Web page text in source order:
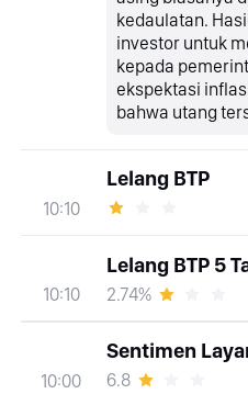
kedaulatan.
investor untuk
kepada
ekspektasi
bahwa utang
10:10
Lelang BTP
10:10
Lelang BTP 5
2.74%
10:00
Sentimen
6.8